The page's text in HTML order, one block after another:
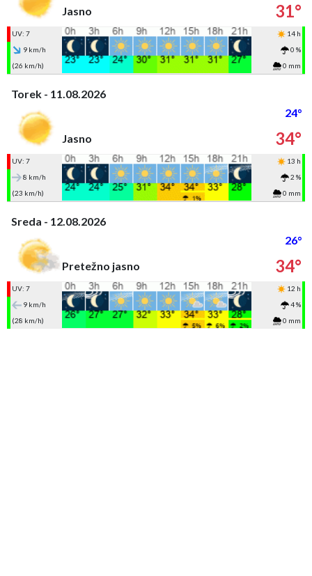
Jasno
31°
UV: 7
14 h
9 km/h
0 %
(26 km/h)
0 mm
Torek - 11.08.2026
24°
Jasno
34°
UV: 7
13 h
8 km/h
2 %
(23 km/h)
0 mm
Sreda - 12.08.2026
26°
Pretežno jasno
34°
UV: 7
12 h
9 km/h
4 %
(28 km/h)
0 mm